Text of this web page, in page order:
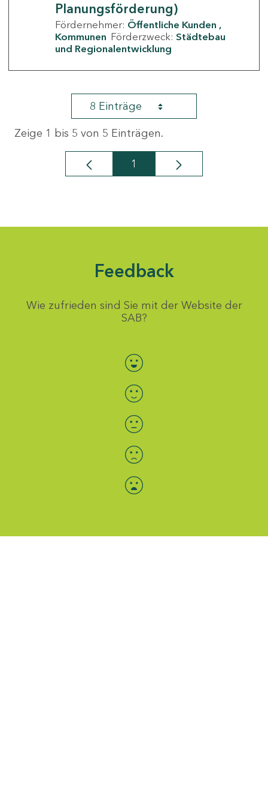
Planungsförderung)
Fördernehmer: Öffentliche Kunden
Kommunen Förderzweck: Städtebau
und Regionalentwicklung
8 Einträge
Zeige 1 bis 5 von 5 Einträgen.
Seite
1
Feedback
Wie zufrieden sind Sie mit der Website der
SAB?
Bewertung auswählen